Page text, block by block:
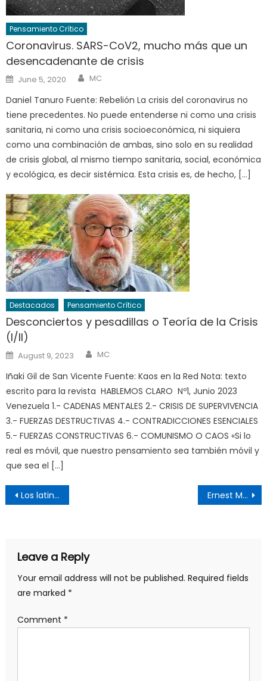
Pensamiento Crítico
Coronavirus. SARS-CoV2, mucho más que un
desencadenante de crisis
Posted
on
June 5, 2020 Author
MC
Daniel Tanuro Fuente: Rebelión La crisis del coronavirus no
tiene precedentes. No puede entenderse ni como una crisis
sanitaria, ni como una crisis socioeconómica, ni siquiera
como una combinación de ambas, sino solo en su realidad
de crisis global, al mismo tiempo sanitaria, social, económica
y ecológica, es decir sistémica. Esta crisis es, de hecho, […]
Destacados Pensamiento Crítico
Desconciertos y pesadillas o Teoría de la Crisis
(I/II)
Posted
on
August 9, 2023 Author
MC
Iñaki Gil de San Vicente Fuente: Kaos en la Red Nota: texto
escrito para la revista HABLEMOS CLARO Nº1, Junio 2023
Venezuela 1.- CADENAS MENTALES 2.- CRISIS DE SUPERVIVENCIA
3.- FUERZAS DESTRUCTIVAS 4.- CONTRADICCIONES ESENCIALES
5.- FUERZAS CONSTRUCTIVAS 6.- COMUNISMO O CAOS «Si lo
real es móvil, que nuestro pensamiento sea también móvil y
que sea el […]
Post
navigation
Los latinoamericanos en EE.UU., ¿la séptima economía del mundo? Ernest Mandel, un revolucionario del siglo
Leave a Reply
Your email address will not be published. Required fields
are marked *
Comment *